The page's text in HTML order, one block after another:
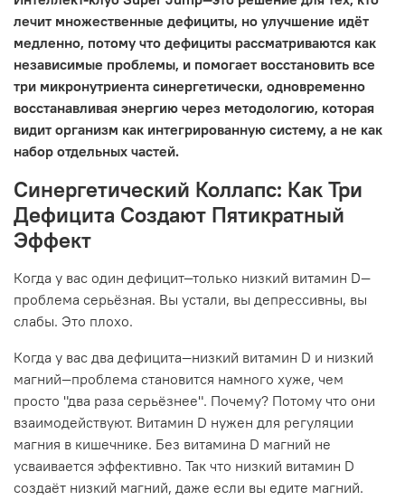
лечит множественные дефициты, но улучшение идёт
медленно, потому что дефициты рассматриваются как
независимые проблемы, и помогает восстановить все
три микронутриента синергетически, одновременно
восстанавливая энергию через методологию, которая
видит организм как интегрированную систему, а не как
набор отдельных частей.
Синергетический Коллапс: Как Три
Дефицита Создают Пятикратный
Эффект
Когда у вас один дефицит—только низкий витамин D—
проблема серьёзная. Вы устали, вы депрессивны, вы
слабы. Это плохо.
Когда у вас два дефицита—низкий витамин D и низкий
магний—проблема становится намного хуже, чем
просто "два раза серьёзнее". Почему? Потому что они
взаимодействуют. Витамин D нужен для регуляции
магния в кишечнике. Без витамина D магний не
усваивается эффективно. Так что низкий витамин D
создаёт низкий магний, даже если вы едите магний.